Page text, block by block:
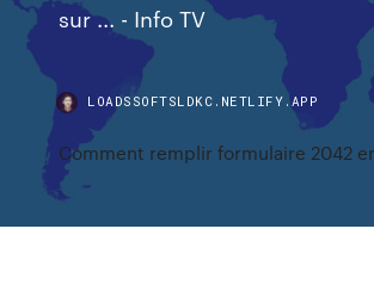
sur ... - Info TV
LOADSSOFTSLDKC.NETLIFY.APP
Comment remplir formulaire 2042